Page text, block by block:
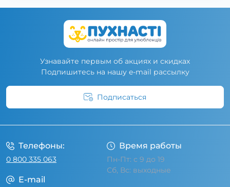
Узнавайте первым об акциях и скидках
Подпишитесь на нашу e-mail рассылку
Подписаться
Телефоны:
0 800 335 063
Время работы
Пн-Пт: с 9 до 19
Сб, Вс: выходные
E-mail